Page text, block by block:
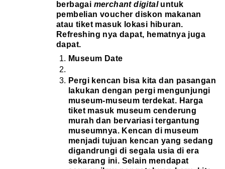
berbagai merchant digital untuk
pembelian voucher diskon makanan
atau tiket masuk lokasi hiburan.
Refreshing nya dapat, hematnya juga
dapat.
Museum Date
Pergi kencan bisa kita dan pasangan
lakukan dengan pergi mengunjungi
museum-museum terdekat. Harga
tiket masuk museum cenderung
murah dan bervariasi tergantung
museumnya. Kencan di museum
menjadi tujuan kencan yang sedang
digandrungi di segala usia di era
sekarang ini. Selain mendapat